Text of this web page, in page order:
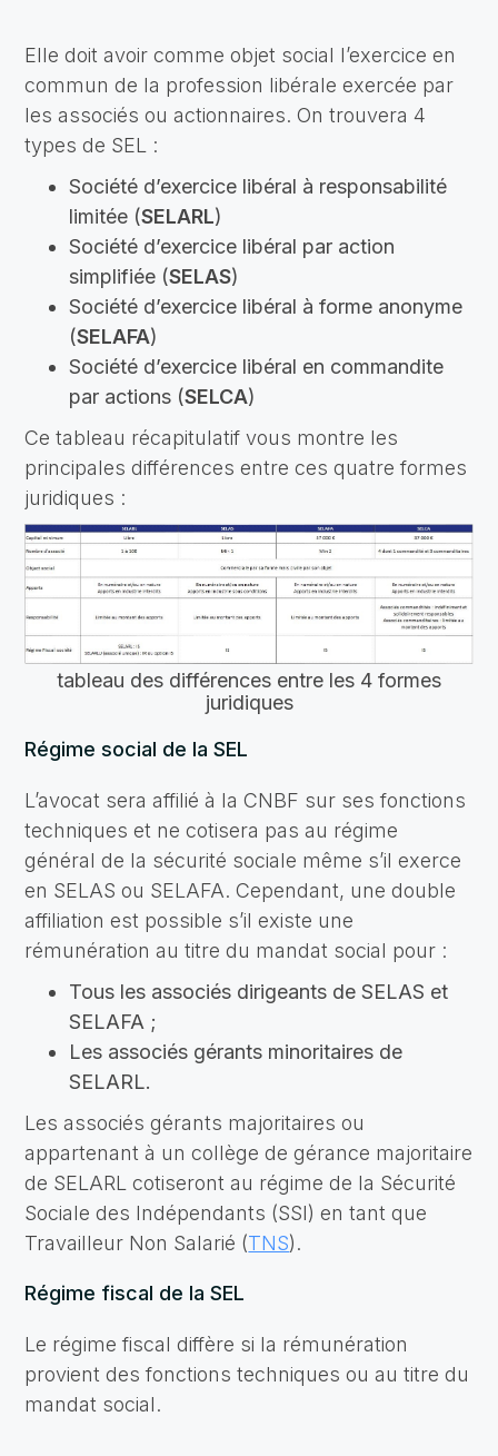
Elle doit avoir comme objet social l’exercice en
commun de la profession libérale exercée par
les associés ou actionnaires. On trouvera 4
types de SEL :
Société d’exercice libéral à responsabilité
limitée (SELARL)
Société d’exercice libéral par action
simplifiée (SELAS)
Société d’exercice libéral à forme anonyme
(SELAFA)
Société d’exercice libéral en commandite
par actions (SELCA)
Ce tableau récapitulatif vous montre les
principales différences entre ces quatre formes
juridiques :
tableau des différences entre les 4 formes
juridiques
Régime social de la SEL
L’avocat sera affilié à la CNBF sur ses fonctions
techniques et ne cotisera pas au régime
général de la sécurité sociale même s’il exerce
en SELAS ou SELAFA. Cependant, une double
affiliation est possible s’il existe une
rémunération au titre du mandat social pour :
Tous les associés dirigeants de SELAS et
SELAFA ;
Les associés gérants minoritaires de
SELARL.
Les associés gérants majoritaires ou
appartenant à un collège de gérance majoritaire
de SELARL cotiseront au régime de la Sécurité
Sociale des Indépendants (SSI) en tant que
Travailleur Non Salarié (TNS).
Régime fiscal de la SEL
Le régime fiscal diffère si la rémunération
provient des fonctions techniques ou au titre du
mandat social.